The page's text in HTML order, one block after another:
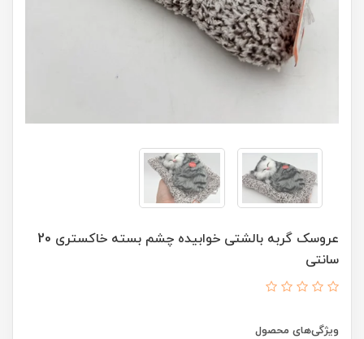
عروسک گربه بالشتی خوابیده چشم بسته خاکستری 20
سانتی
ویژگی‌های محصول